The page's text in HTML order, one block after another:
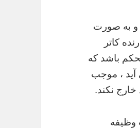
و به صورت
کاتر
باشد که
آید ، موجب
نکند.
وظیفه